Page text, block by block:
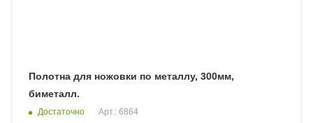
Полотна для ножовки по металлу, 300мм,
биметалл.
Достаточно Арт.: 6864